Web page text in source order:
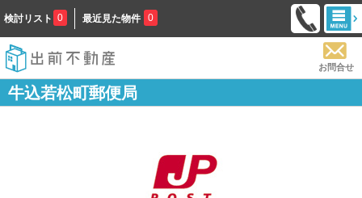
検討リスト 0 最近見た物件 0
お問合せ
牛込若松町郵便局